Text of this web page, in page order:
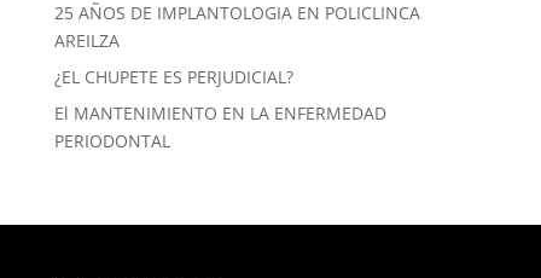
25 AÑOS DE IMPLANTOLOGIA EN POLICLINCA
AREILZA
¿EL CHUPETE ES PERJUDICIAL?
El MANTENIMIENTO EN LA ENFERMEDAD
PERIODONTAL